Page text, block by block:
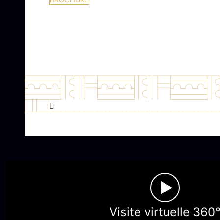
►
Visite virtuelle 360°